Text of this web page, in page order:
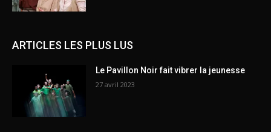
ARTICLES LES PLUS LUS
Le Pavillon Noir fait vibrer la jeunesse
27 avril 2023